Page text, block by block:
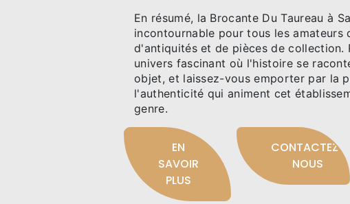
En résumé, la Brocante Du Taureau à
incontournable pour tous les amateurs
d'antiquités et de pièces de collection.
univers fascinant où l'histoire se
objet, et laissez-vous emporter par la
l'authenticité qui animent cet
genre.
EN
SAVOIR
PLUS
CONTACTEZ-
NOUS